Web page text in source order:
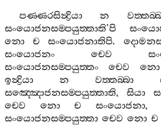
පණ‍්ණරසින්‍ද්‍රියා
න
සංයොජනසම‍්පයුත‍්තාති’පි
නො
ච සංයොජනාතිපි.
සංයොජනං
චෙව
සංයොජනසම‍්පයුත‍්තං
චෙව නො
ඉන්‍ද්‍රියා
න වත‍්තබ‍්බා
සඤ‍්ඤොජනසම‍්පයුත‍්තාති, සියා
චෙව
නො ච සංයොජනා,
සංයොජනසම‍්පයුත‍්තා චෙව නො ච